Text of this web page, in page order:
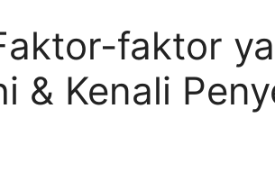
faktor
& Kenali